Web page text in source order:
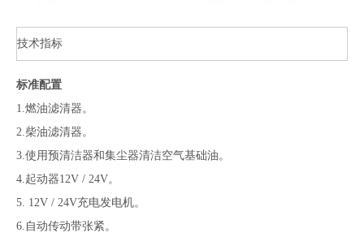
技术指标
标准配置
1.燃油滤清器。
2.柴油滤清器。
3.使用预清洁器和集尘器清洁空气基础油。
4.起动器12V / 24V。
5. 12V / 24V充电发电机。
6.自动传动带张紧。